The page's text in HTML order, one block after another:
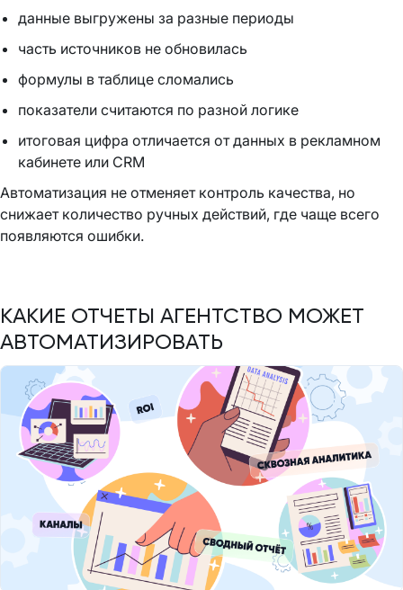
данные выгружены за разные периоды
часть источников не обновилась
формулы в таблице сломались
показатели считаются по разной логике
итоговая цифра отличается от данных в рекламном
кабинете или CRM
Автоматизация не отменяет контроль качества, но
снижает количество ручных действий, где чаще всего
появляются ошибки.
КАКИЕ ОТЧЕТЫ АГЕНТСТВО МОЖЕТ
АВТОМАТИЗИРОВАТЬ